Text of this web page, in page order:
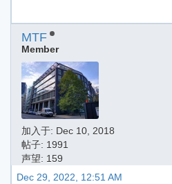
MTF
Member
加入于: Dec 10, 2018
帖子: 1991
声望: 159
Dec 29, 2022, 12:51 AM